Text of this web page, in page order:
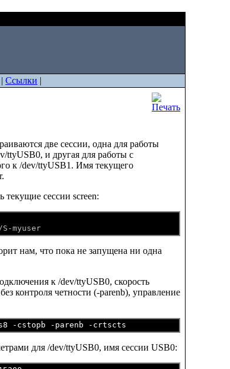
| Ссылки |
две сессии, одна для работы
ttyUSB0, и другая для работы с
к /dev/ttyUSB1. Имя текущего
текущие сессии screen:
нам, что пока не запущена ни одна
к /dev/ttyUSB0, скорость
контроля четности (-parenb), управление
для /dev/ttyUSB0, имя сессии USB0: